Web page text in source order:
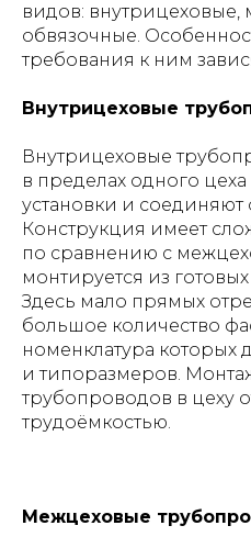
видов:
обвязочные.
требования к ним
Внутрицеховые
Внутрицеховые
в пределах одного
установки и соединяют
Конструкция имеет
по сравнению с
монтируется из
Здесь мало прямых
большое количество
номенклатура которых
и типоразмеров.
трубопроводов в цеху
трудоёмкостью.
Межцеховые